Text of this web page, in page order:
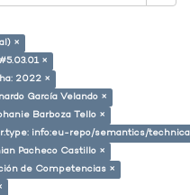
×
×
2022 ×
García Velando ×
Barboza Tello ×
info:eu-repo/semantics/
Pacheco Castillo ×
de Competencias ×